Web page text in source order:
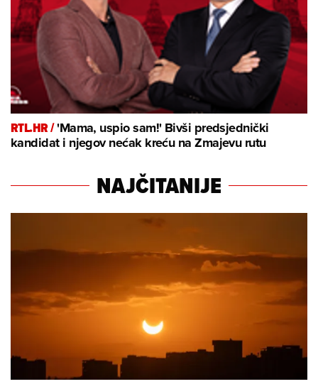
RTL.HR /'Mama, uspio sam!' Bivši predsjednički
kandidat i njegov nećak kreću na Zmajevu rutu
NAJČITANIJE